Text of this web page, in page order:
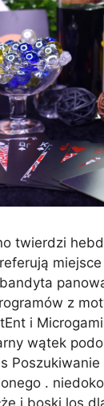
twierdzi
z
i
wątek
Poszukiwanie
.
i boski los